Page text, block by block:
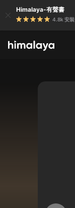
Himalaya-有聲書
4.8k 安裝